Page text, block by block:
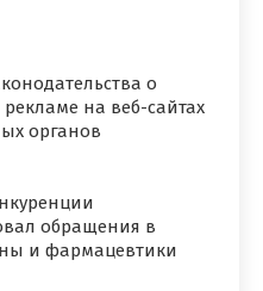
о
на веб-сайтах
органов
обращения в
и фармацевтики